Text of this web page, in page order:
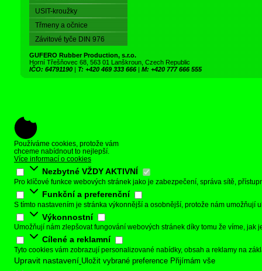
USIT-kroužky
Třmeny a očnice
Závitové tyče DIN 976
GUFERO Rubber Production, s.r.o.
Horní Třešňovec 68, 563 01 Lanškroun, Czech Republic
IČO: 64791190 | T: +420 469 333 666 | M: +420 777 666 555
Používáme cookies, protože vám
chceme nabídnout to nejlepší.
Více informací o cookies
Nezbytné VŽDY AKTIVNÍ
Pro klíčové funkce webových stránek jako je zabezpečení, správa sítě,
Funkční a preferenční
S tímto nastavením je stránka výkonnější a osobnější, protože nám umožňují
Výkonnostní
Umožňují nám zlepšovat fungování webových stránek díky tomu že víme, jak
Cílené a reklamní
Tyto cookies vám zobrazují personalizované nabídky, obsah a reklamy na
Upravit nastavení Uložit vybrané preference Přijímám vše